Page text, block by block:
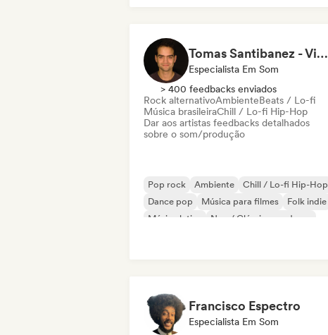
Tomas Santibanez - Video Feedback
Especialista Em Som
> 400 feedbacks enviados
Rock alternativoAmbienteBeats / Lo-fi
Música brasileiraChill / Lo-fi Hip-Hop
Dar aos artistas feedbacks detalhados
sobre o som/produção
Pop rock Ambiente
Chill / Lo-fi Hip-Hop
Dance pop
Música para filmes
Folk indie
Música latina
Neo / Clássico moderno
Francisco Espectro
Especialista Em Som